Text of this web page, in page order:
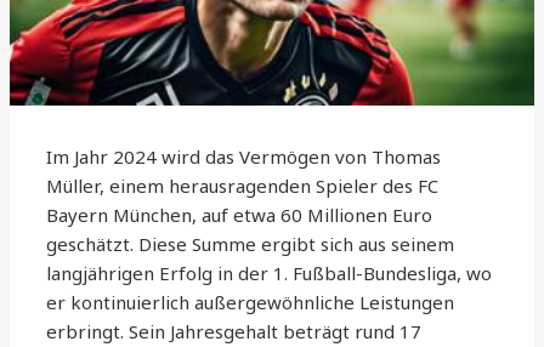
Im Jahr 2024 wird das Vermögen von Thomas
Müller, einem herausragenden Spieler des FC
Bayern München, auf etwa 60 Millionen Euro
geschätzt. Diese Summe ergibt sich aus seinem
langjährigen Erfolg in der 1. Fußball-Bundesliga, wo
er kontinuierlich außergewöhnliche Leistungen
erbringt. Sein Jahresgehalt beträgt rund 17